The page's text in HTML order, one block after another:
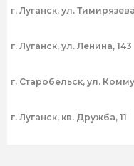
г. Луганск, ул.
г. Луганск, ул. Ленина, 143
г. Старобельск, ул.
г. Луганск, кв. Дружба, 11